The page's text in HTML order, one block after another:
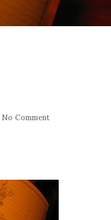
No Comment